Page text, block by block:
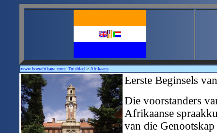
www.boerafrikana.com: Tuisblad > Afrikaans
Eerste Beginsels
Die voorstanders
Afrikaanse
van die